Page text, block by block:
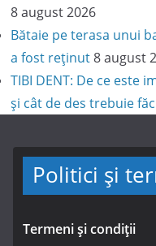
8 august 2026
Bătaie pe terasa unui
a fost reținut 8 august
TIBI DENT: De ce
și cât de des trebuie
Politici și
Termeni și condiții